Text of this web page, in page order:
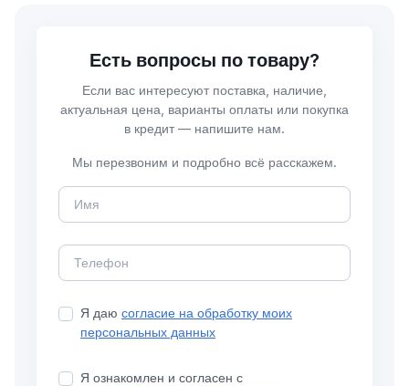
Есть вопросы по товару?
Если вас интересуют поставка, наличие,
актуальная цена, варианты оплаты или покупка
в кредит — напишите нам.
Мы перезвоним и подробно всё расскажем.
Я даю согласие на обработку моих
персональных данных
Я ознакомлен и согласен с